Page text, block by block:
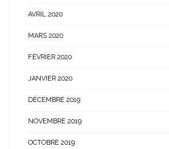
AVRIL 2020
MARS 2020
FÉVRIER 2020
JANVIER 2020
DÉCEMBRE 2019
NOVEMBRE 2019
OCTOBRE 2019